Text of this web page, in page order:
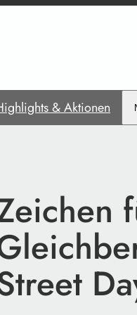
& Aktionen